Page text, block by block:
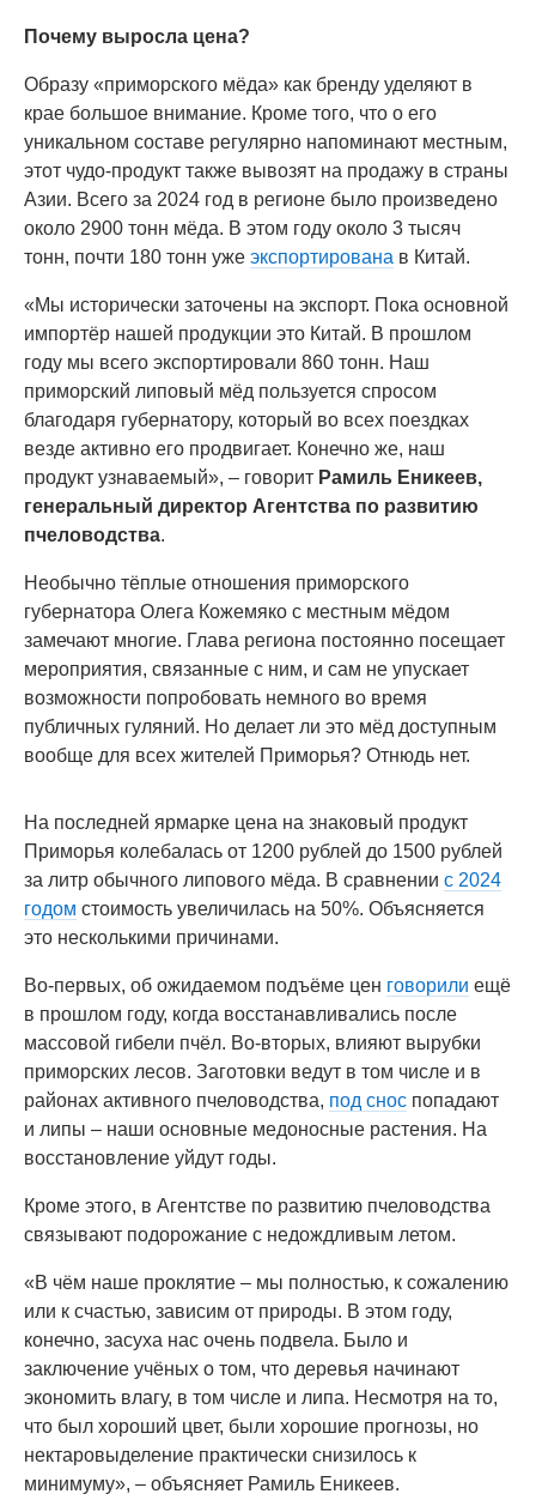
Почему выросла цена?
Образу «приморского мёда» как бренду уделяют в
крае большое внимание. Кроме того, что о его
уникальном составе регулярно напоминают местным,
этот чудо-продукт также вывозят на продажу в страны
Азии. Всего за 2024 год в регионе было произведено
около 2900 тонн мёда. В этом году около 3 тысяч
тонн, почти 180 тонн уже экспортирована в Китай.
«Мы исторически заточены на экспорт. Пока основной
импортёр нашей продукции это Китай. В прошлом
году мы всего экспортировали 860 тонн. Наш
приморский липовый мёд пользуется спросом
благодаря губернатору, который во всех поездках
везде активно его продвигает. Конечно же, наш
продукт узнаваемый», – говорит Рамиль Еникеев,
генеральный директор Агентства по развитию
пчеловодства.
Необычно тёплые отношения приморского
губернатора Олега Кожемяко с местным мёдом
замечают многие. Глава региона постоянно посещает
мероприятия, связанные с ним, и сам не упускает
возможности попробовать немного во время
публичных гуляний. Но делает ли это мёд доступным
вообще для всех жителей Приморья? Отнюдь нет.
На последней ярмарке цена на знаковый продукт
Приморья колебалась от 1200 рублей до 1500 рублей
за литр обычного липового мёда. В сравнении с 2024
годом стоимость увеличилась на 50%. Объясняется
это несколькими причинами.
Во-первых, об ожидаемом подъёме цен говорили ещё
в прошлом году, когда восстанавливались после
массовой гибели пчёл. Во-вторых, влияют вырубки
приморских лесов. Заготовки ведут в том числе и в
районах активного пчеловодства, под снос попадают
и липы – наши основные медоносные растения. На
восстановление уйдут годы.
Кроме этого, в Агентстве по развитию пчеловодства
связывают подорожание с недождливым летом.
«В чём наше проклятие – мы полностью, к сожалению
или к счастью, зависим от природы. В этом году,
конечно, засуха нас очень подвела. Было и
заключение учёных о том, что деревья начинают
экономить влагу, в том числе и липа. Несмотря на то,
что был хороший цвет, были хорошие прогнозы, но
нектаровыделение практически снизилось к
минимуму», – объясняет Рамиль Еникеев.